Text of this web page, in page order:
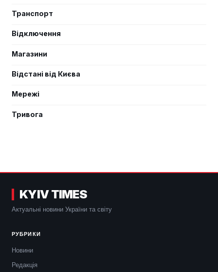
Транспорт
Відключення
Магазини
Відстані від Києва
Мережі
Тривога
KYIV TIMES
Актуальні новини України та світу
РУБРИКИ
Новини
Редакція